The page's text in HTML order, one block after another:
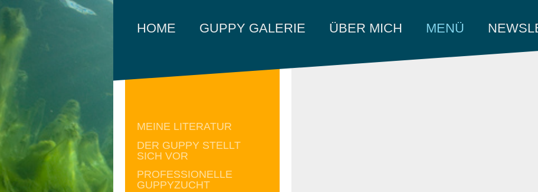
HOME GUPPY GALERIE ÜBER MICH MENÜ
MEINE LITERATUR
DER GUPPY STELLT
SICH VOR
PROFESSIONELLE
GUPPYZUCHT